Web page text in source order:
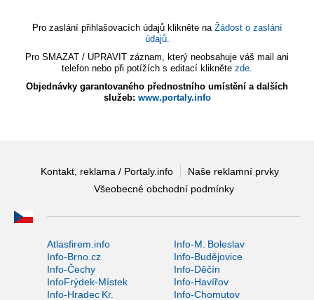
Pro zaslání přihlašovacích údajů klikněte na Žádost o zaslání
údajů.
Pro SMAZAT / UPRAVIT záznam, který neobsahuje váš mail ani
telefon nebo při potížích s editací klikněte zde.
Objednávky garantovaného přednostního umístění a dalších
služeb: www.portaly.info
Kontakt, reklama / Portaly.info
Naše reklamní prvky
Všeobecné obchodní podmínky
Atlasfirem.info
Info-M. Boleslav
Info-Brno.cz
Info-Budějovice
Info-Čechy
Info-Děčín
InfoFrýdek-Místek
Info-Havířov
Info-Hradec Kr.
Info-Chomutov